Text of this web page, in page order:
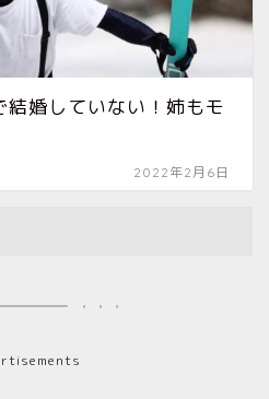
婚していない！姉もモ
2022年2月6日